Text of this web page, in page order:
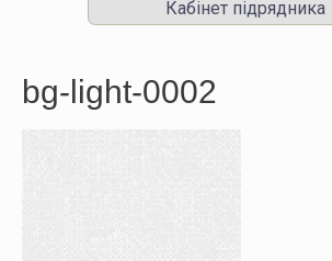
Кабінет підрядника
bg-light-0002